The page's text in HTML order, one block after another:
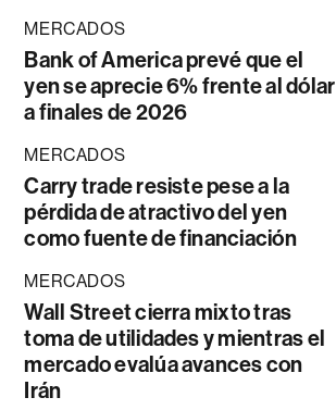
MERCADOS
Bank of America prevé que el
yen se aprecie 6% frente al dólar
a finales de 2026
MERCADOS
Carry trade resiste pese a la
pérdida de atractivo del yen
como fuente de financiación
MERCADOS
Wall Street cierra mixto tras
toma de utilidades y mientras el
mercado evalúa avances con
Irán